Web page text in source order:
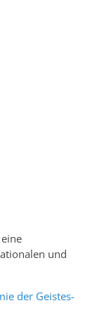
und
der Geistes-